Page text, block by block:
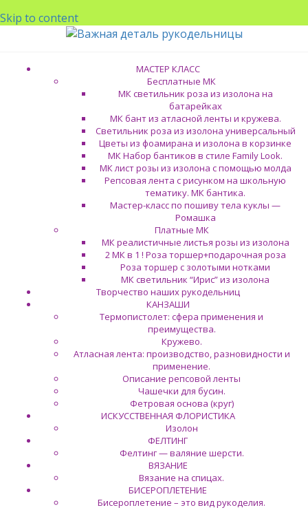
Skip to content
МАСТЕР КЛАСС
Бесплатные МК
МК светильник роза из изолона на
батарейках
МК бант из атласной ленты и кружева.
Светильник роза из изолона универсальный
Цветы из фоамирана и изолона в корзинке
МК Набор бантиков в стиле Family Look.
МК лист розы из изолона с помощью молда
Репсовая лента с рисунком на школьную
тематику. МК бантика.
Мастер-класс по пошиву тела куклы —
Ромашка
Платные МК
МК реалистичные листья розы из изолона
2 МК в 1 ! Роза торшер+подарочная роза
Роза торшер с золотыми нотками
МК светильник “Ирис” из изолона
Творчество наших рукодельниц
КАНЗАШИ
Термопистолет: сфера применения и
преимущества.
Кружево.
Атласная лента: производство, разновидности и
применение.
Описание репсовой ленты
Чашечки для бусин.
Фетровая основа (круг)
ИСКУССТВЕННАЯ ФЛОРИСТИКА
Изолон
ФЕЛТИНГ
Фелтинг — валяние шерсти.
ВЯЗАНИЕ
Вязание на спицах.
БИСЕРОПЛЕТЕНИЕ
Бисероплетение – это вид рукоделия.